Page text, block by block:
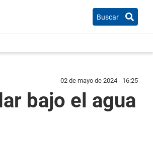
Buscar
02 de mayo de 2024 - 16:25
bajo el agua